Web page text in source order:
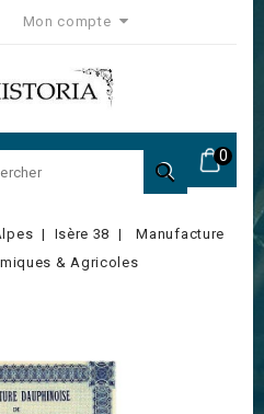
Mon compte
0

Isère 38
Manufacture
& Agricoles